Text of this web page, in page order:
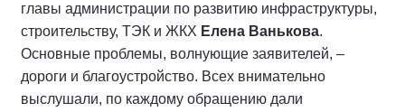
главы администрации по развитию инфраструктуры,
строительству, ТЭК и ЖКХ Елена Ванькова.
Основные проблемы, волнующие заявителей, –
дороги и благоустройство. Всех внимательно
выслушали, по каждому обращению дали